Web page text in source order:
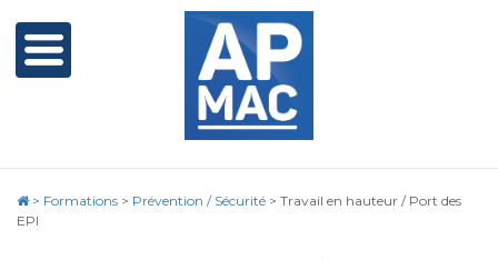
> Formations > Prévention / Sécurité > Travail en hauteur / Port des
EPI